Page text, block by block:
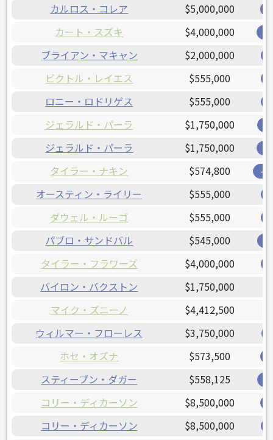
カルロス・コレア $5,000,000
カート・スズキ $4,000,000
ブライアン・マキャン $2,000,000
ビクトル・レイエス $555,000
ロニー・ロドリゲス $555,000
ジェラルド・パーラ $1,750,000
ジェラルド・パーラ $1,750,000
タイラー・ナキン $574,800 イ
オースティン・ライリー $555,000
ダウェル・ルーゴ $555,000
パブロ・サンドバル $545,000
タイラー・フラワーズ $4,000,000
バイロン・バクストン $1,750,000
マイク・ズニーノ
$4,412,500
ウィルマー・フローレス
$3,750,000
ホセ・オズナ $573,500
スティーブン・ダガー $558,125
コリー・ディカーソン $8,500,000
コリー・ディカーソン $8,500,000